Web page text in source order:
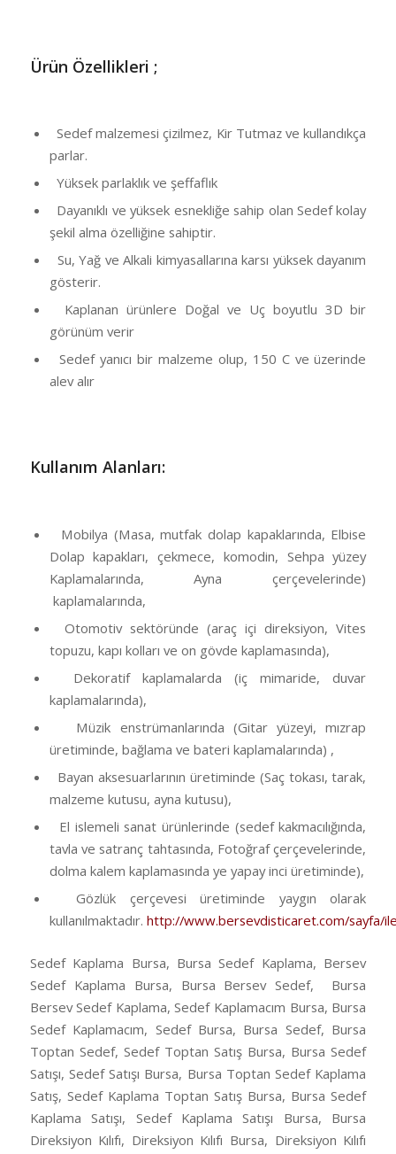
Ürün Özellikleri ;
Sedef malzemesi çizilmez, Kir Tutmaz ve kullandıkça
parlar.
Yüksek parlaklık ve şeffaflık
Dayanıklı ve yüksek esnekliğe sahip olan Sedef kolay
şekil alma özelliğine sahiptir.
Su, Yağ ve Alkali kimyasallarına karsı yüksek dayanım
gösterir.
Kaplanan ürünlere Doğal ve Uç boyutlu 3D bir
görünüm verir
Sedef yanıcı bir malzeme olup, 150 C ve üzerinde
alev alır
Kullanım Alanları:
Mobilya (Masa, mutfak dolap kapaklarında, Elbise
Dolap kapakları, çekmece, komodin, Sehpa yüzey
Kaplamalarında, Ayna çerçevelerinde)
kaplamalarında,
Otomotiv sektöründe (araç içi direksiyon, Vites
topuzu, kapı kolları ve on gövde kaplamasında),
Dekoratif kaplamalarda (iç mimaride, duvar
kaplamalarında),
Müzik enstrümanlarında (Gitar yüzeyi, mızrap
üretiminde, bağlama ve bateri kaplamalarında) ,
Bayan aksesuarlarının üretiminde (Saç tokası, tarak,
malzeme kutusu, ayna kutusu),
El islemeli sanat ürünlerinde (sedef kakmacılığında,
tavla ve satranç tahtasında, Fotoğraf çerçevelerinde,
dolma kalem kaplamasında ye yapay inci üretiminde),
Gözlük çerçevesi üretiminde yaygın olarak
kullanılmaktadır. http://www.bersevdisticaret.com/sayfa/
Sedef Kaplama Bursa, Bursa Sedef Kaplama, Bersev
Sedef Kaplama Bursa, Bursa Bersev Sedef, Bursa
Bersev Sedef Kaplama, Sedef Kaplamacım Bursa, Bursa
Sedef Kaplamacım, Sedef Bursa, Bursa Sedef, Bursa
Toptan Sedef, Sedef Toptan Satış Bursa, Bursa Sedef
Satışı, Sedef Satışı Bursa, Bursa Toptan Sedef Kaplama
Satış, Sedef Kaplama Toptan Satış Bursa, Bursa Sedef
Kaplama Satışı, Sedef Kaplama Satışı Bursa, Bursa
Direksiyon Kılıfı, Direksiyon Kılıfı Bursa, Direksiyon Kılıfı